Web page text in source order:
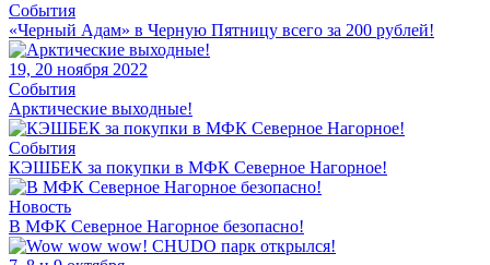
События
«Черный Адам» в Черную Пятницу всего за 200 рублей!
19, 20 ноября 2022
События
Арктические выходные!
События
КЭШБЕК за покупки в МФК Северное Нагорное!
Новость
В МФК Северное Нагорное безопасно!